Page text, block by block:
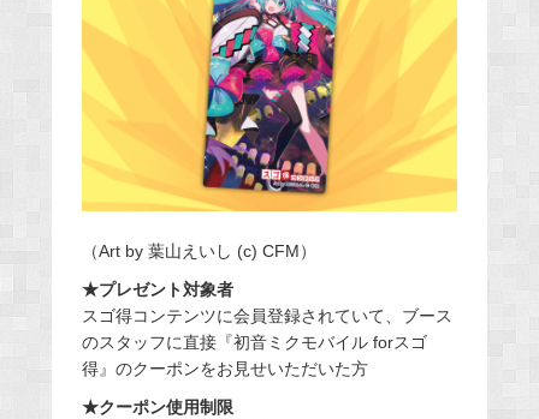
（Art by 葉山えいし (c) CFM）
★プレゼント対象者
スゴ得コンテンツに会員登録されていて、ブース
のスタッフに直接『初音ミクモバイル forスゴ
得』のクーポンをお見せいただいた方
★クーポン使用制限